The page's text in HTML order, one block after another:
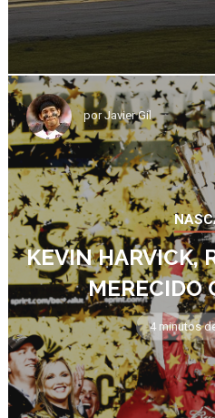
porJavier Gil
KEVIN HARVICK,
MERECIDO
4 minutos